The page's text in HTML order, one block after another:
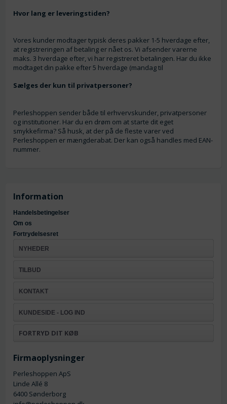
Hvor lang er leveringstiden?
Vores kunder modtager typisk deres pakker 1-5 hverdage efter,
at registreringen af betaling er nået os. Vi afsender varerne
maks. 3 hverdage efter, vi har registreret betalingen. Har du ikke
modtaget din pakke efter 5 hverdage (mandag til
Sælges der kun til privatpersoner?
Perleshoppen sender både til erhvervskunder, privatpersoner
og institutioner. Har du en drøm om at starte dit eget
smykkefirma? Så husk, at der på de fleste varer ved
Perleshoppen er mængderabat. Der kan også handles med EAN-
nummer.
Information
Handelsbetingelser
Om os
Fortrydelsesret
NYHEDER
TILBUD
KONTAKT
KUNDESIDE - LOG IND
FORTRYD DIT KØB
Firmaoplysninger
Perleshoppen ApS
Linde Allé 8
6400 Sønderborg